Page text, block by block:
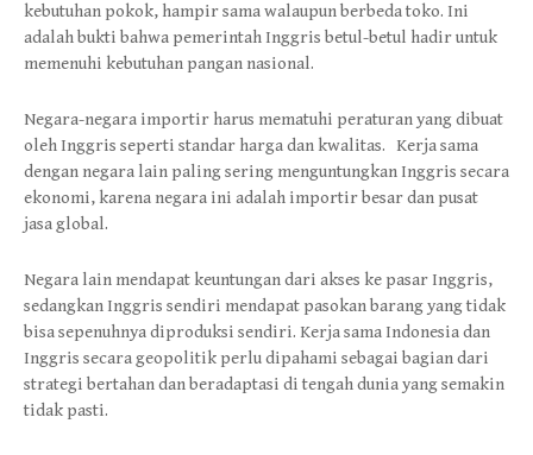
kebutuhan pokok, hampir sama walaupun berbeda toko. Ini
adalah bukti bahwa pemerintah Inggris betul-betul hadir untuk
memenuhi kebutuhan pangan nasional.
Negara-negara importir harus mematuhi peraturan yang dibuat
oleh Inggris seperti standar harga dan kwalitas. Kerja sama
dengan negara lain paling sering menguntungkan Inggris secara
ekonomi, karena negara ini adalah importir besar dan pusat
jasa global.
Negara lain mendapat keuntungan dari akses ke pasar Inggris,
sedangkan Inggris sendiri mendapat pasokan barang yang tidak
bisa sepenuhnya diproduksi sendiri. Kerja sama Indonesia dan
Inggris secara geopolitik perlu dipahami sebagai bagian dari
strategi bertahan dan beradaptasi di tengah dunia yang semakin
tidak pasti.